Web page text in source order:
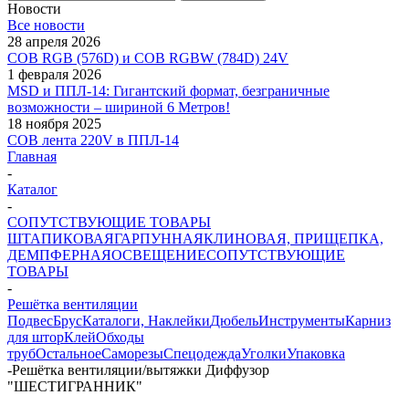
Новости
Все новости
28 апреля 2026
COB RGB (576D) и COB RGBW (784D) 24V
1 февраля 2026
MSD и ППЛ-14: Гигантский формат, безграничные
возможности – шириной 6 Метров!
18 ноября 2025
COB лента 220V в ППЛ-14
Главная
-
Каталог
-
СОПУТСТВУЮЩИЕ ТОВАРЫ
ШТАПИКОВАЯГАРПУННАЯКЛИНОВАЯ, ПРИЩЕПКА,
ДЕМПФЕРНАЯОСВЕЩЕНИЕСОПУТСТВУЮЩИЕ
ТОВАРЫ
-
Решётка вентиляции
ПодвесБрусКаталоги, НаклейкиДюбельИнструментыКарниз
для шторКлейОбходы
трубОстальноеСаморезыСпецодеждаУголкиУпаковка
-Решётка вентиляции/вытяжки Диффузор
"ШЕСТИГРАННИК"